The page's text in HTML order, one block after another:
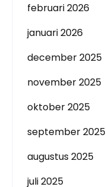
februari 2026
januari 2026
december 2025
november 2025
oktober 2025
september 2025
augustus 2025
juli 2025